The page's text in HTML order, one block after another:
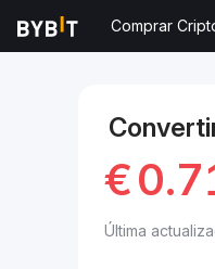
Comprar
€
Última